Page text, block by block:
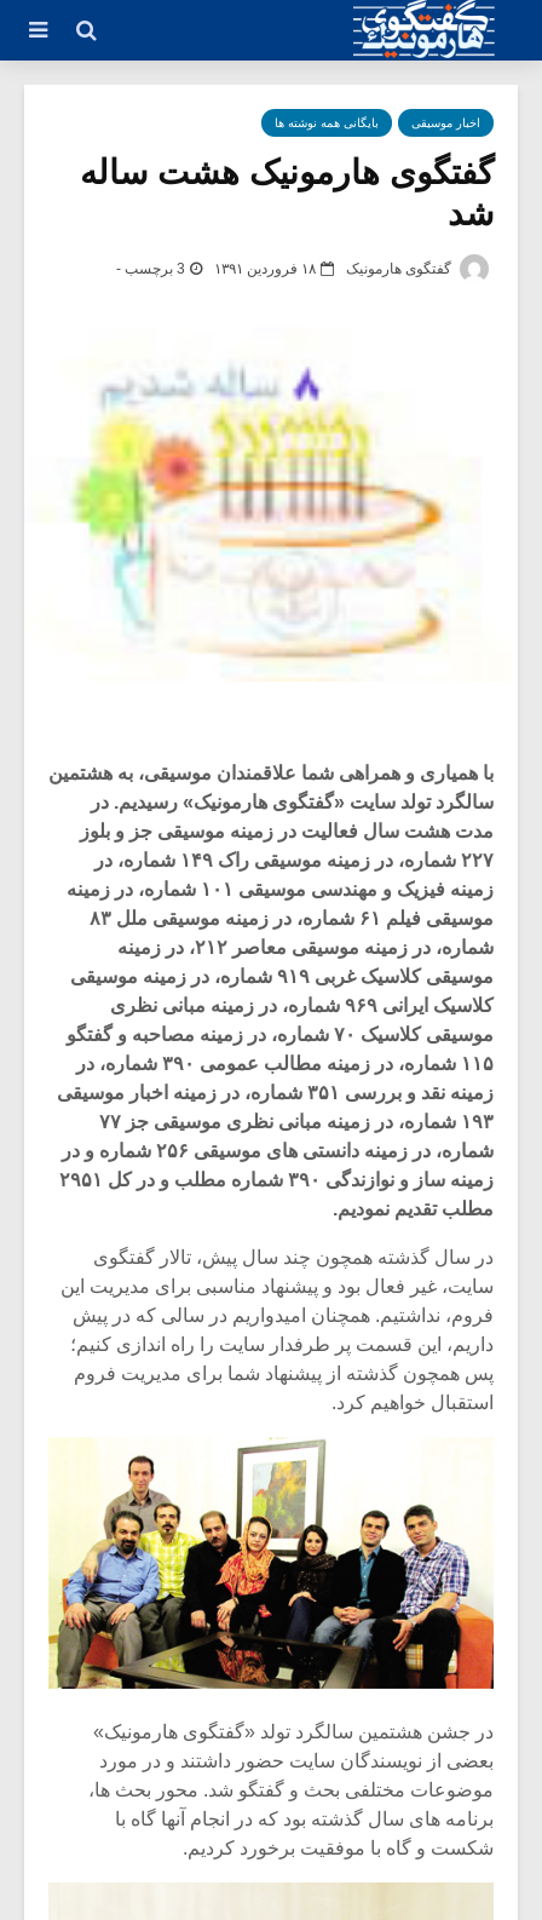
اخبار موسیقی بایگانی همه نوشته ها
گفتگوی هارمونیک هشت ساله
شد
گفتگوی هارمونیک ۱۸ فروردین ۱۳۹۱ 3 برچسب -
با همیاری و همراهی شما علاقمندان موسیقی، به هشتمین
سالگرد تولد سایت «گفتگوی هارمونیک» رسیدیم. در
مدت هشت سال فعالیت در زمینه موسیقی جز و بلوز
۲۲۷ شماره، در زمینه موسیقی راک ۱۴۹ شماره، در
زمینه فیزیک و مهندسی موسیقی ۱۰۱ شماره، در زمینه
موسیقی فیلم ۶۱ شماره، در زمینه موسیقی ملل ۸۳
شماره، در زمینه موسیقی معاصر ۲۱۲، در زمینه
موسیقی کلاسیک غربی ۹۱۹ شماره، در زمینه موسیقی
کلاسیک ایرانی ۹۶۹ شماره، در زمینه مبانی نظری
موسیقی کلاسیک ۷۰ شماره، در زمینه مصاحبه و گفتگو
۱۱۵ شماره، در زمینه مطالب عمومی ۳۹۰ شماره، در
زمینه نقد و بررسی ۳۵۱ شماره، در زمینه اخبار موسیقی
۱۹۳ شماره، در زمینه مبانی نظری موسیقی جز ۷۷
شماره، در زمینه دانستی های موسیقی ۲۵۶ شماره و در
زمینه ساز و نوازندگی ۳۹۰ شماره مطلب و در کل ۲۹۵۱
مطلب تقدیم نمودیم.
در سال گذشته همچون چند سال پیش، تالار گفتگوی
سایت، غیر فعال بود و پیشنهاد مناسبی برای مدیریت این
فروم، نداشتیم. همچنان امیدواریم در سالی که در پیش
داریم، این قسمت پر طرفدار سایت را راه اندازی کنیم؛
پس همچون گذشته از پیشنهاد شما برای مدیریت فروم
استقبال خواهیم کرد.
در جشن هشتمین سالگرد تولد «گفتگوی هارمونیک»
بعضی از نویسندگان سایت حضور داشتند و در مورد
موضوعات مختلفی بحث و گفتگو شد. محور بحث ها،
برنامه های سال گذشته بود که در انجام آنها گاه با
شکست و گاه با موفقیت برخورد کردیم.
میکلوش روژا
یادداشتی بر موسیقی
متن فیلم «متری
شیش و نیم»
مشهورترین باشی،
بدنام ترین باش
دوره
موسیقی
موسیقی
برگزار